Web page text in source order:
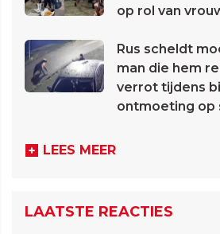
op rol van
Rus scheldt
man die hem
verrot tijdens
ontmoeting op
LEES MEER
LAATSTE REACTIES